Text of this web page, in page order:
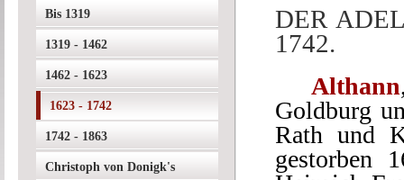
DER
1742.
Althann
Goldburg
Rath und
gestorben
Bis 1319
1319 - 1462
1462 - 1623
1623 - 1742
1742 - 1863
Christoph von Donigk's